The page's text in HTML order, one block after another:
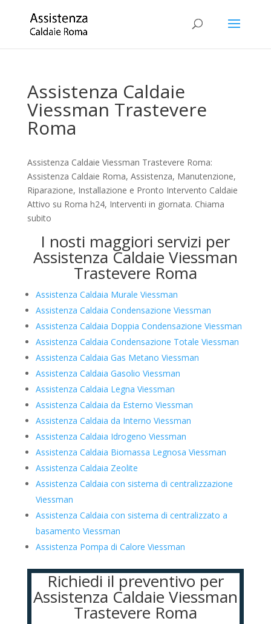
Assistenza Caldaie
Viessman Trastevere
Roma
Assistenza Caldaie Viessman Trastevere Roma:
Assistenza Caldaie Roma, Assistenza, Manutenzione,
Riparazione, Installazione e Pronto Intervento Caldaie
Attivo su Roma h24, Interventi in giornata. Chiama
subito
I nosti maggiori servizi per
Assistenza Caldaie Viessman
Trastevere Roma
Assistenza Caldaia Murale Viessman
Assistenza Caldaia Condensazione Viessman
Assistenza Caldaia Doppia Condensazione Viessman
Assistenza Caldaia Condensazione Totale Viessman
Assistenza Caldaia Gas Metano Viessman
Assistenza Caldaia Gasolio Viessman
Assistenza Caldaia Legna Viessman
Assistenza Caldaia da Esterno Viessman
Assistenza Caldaia da Interno Viessman
Assistenza Caldaia Idrogeno Viessman
Assistenza Caldaia Biomassa Legnosa Viessman
Assistenza Caldaia Zeolite
Assistenza Caldaia con sistema di centralizzazione
Viessman
Assistenza Caldaia con sistema di centralizzato a
basamento Viessman
Assistenza Pompa di Calore Viessman
Richiedi il preventivo per
Assistenza Caldaie Viessman
Trastevere Roma